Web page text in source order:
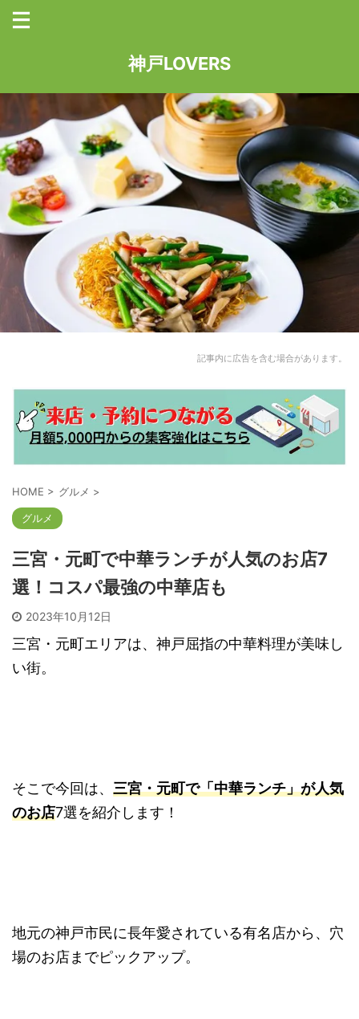
神戸LOVERS
記事内に広告を含む場合があります。
HOME > グルメ >
グルメ
三宮・元町で中華ランチが人気のお店7
選！コスパ最強の中華店も
2023年10月12日
三宮・元町エリアは、神戸屈指の中華料理が美味し
い街。
そこで今回は、 三宮・元町で「中華ランチ」が人気
のお店7選を紹介します！
地元の神戸市民に長年愛されている有名店から、穴
場のお店までピックアップ。